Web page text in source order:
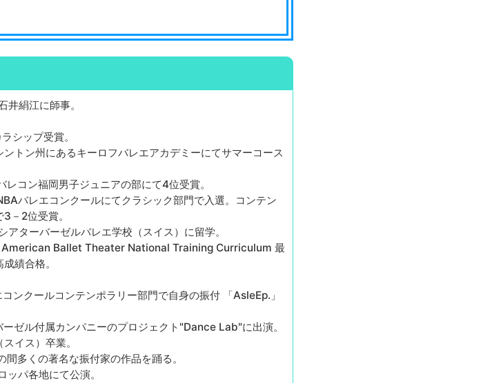
絹江に師事。
シップ受賞。
ントン州にあるキーロフバレエアカデミーにてサマーコース
コン福岡男子ジュニアの部にて4位受賞。
バレエコンクールにてクラシック部門で入選。コンテン
－2位受賞。
ターバーゼルバレエ学校（スイス）に留学。
Ballet Theater National Training Curriculum 最
績合格。
ンクールコンテンポラリー部門で自身の振付 「AsleEp.」
ゼル付属カンパニーのプロジェクト"Dance Lab"に出演。
イス）卒業。
多くの著名な振付家の作品を踊る。
パ各地にて公演。